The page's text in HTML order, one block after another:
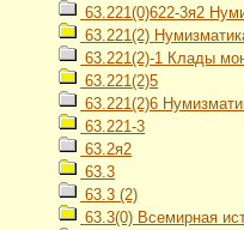
63.221(0)622-3я2
63.221(2)
63.221(2)-1 Клады
63.221(2)5
63.221(2)6
63.221-3
63.2я2
63.3
63.3 (2)
63.3(0) Всемирная